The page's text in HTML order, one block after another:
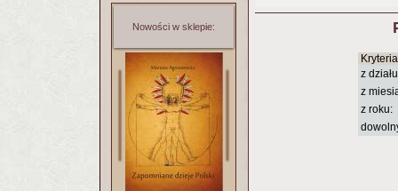
Nowości w sklepie:
z
z
z roku: